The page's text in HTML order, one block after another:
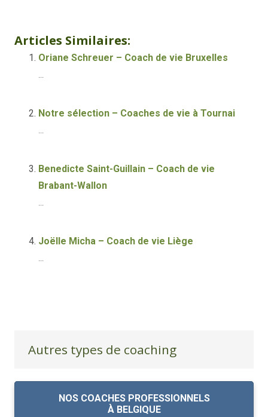
Articles Similaires:
Oriane Schreuer – Coach de vie Bruxelles
...
Notre sélection – Coaches de vie à Tournai
...
Benedicte Saint-Guillain – Coach de vie
Brabant-Wallon
...
Joëlle Micha – Coach de vie Liège
...
Autres types de coaching
NOS COACHES PROFESSIONNELS
À BELGIQUE